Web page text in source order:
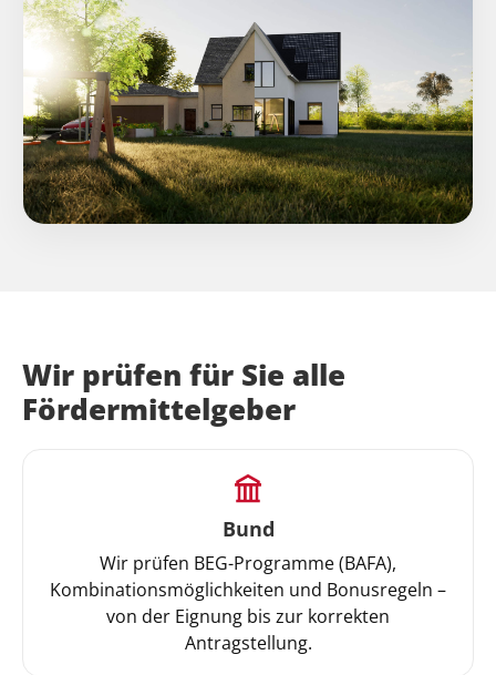
Wir prüfen für Sie alle
Fördermittelgeber
Bund
Wir prüfen BEG-Programme (BAFA),
Kombinationsmöglichkeiten und Bonusregeln –
von der Eignung bis zur korrekten
Antragstellung.